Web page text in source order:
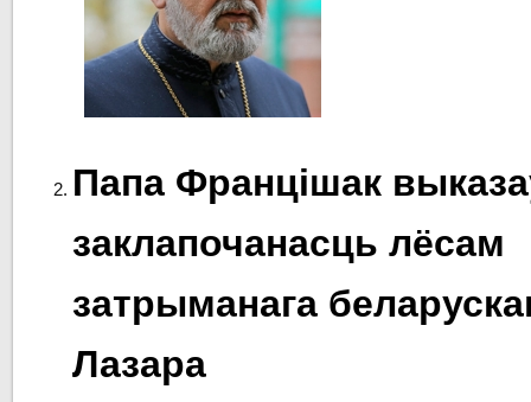
Папа Францішак
заклапочанасць лёсам
затрыманага
Лазара